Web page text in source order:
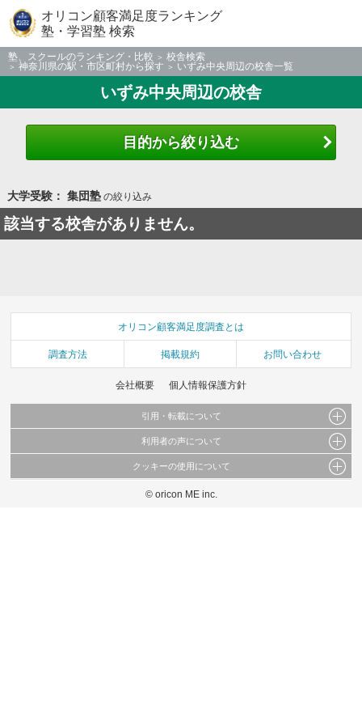
オリコン顧客満足度ランキング
塾・学習塾 検索
塾、スクールのランキング・比較
校舎検索
神奈川県の駅・市区町村から探す
いずみ中央周辺の校舎一覧
いずみ中央周辺の校舎
目的から絞り込む
大学受験： 集団塾の絞り込み
該当する校舎がありません。
オリコン顧客満足度調査とは
調査方法 掲載規約 お問い合わせ
会社概要 個人情報保護方針
引用・転載について
当サイトで公開されている情報（文字、写真、イラスト、画像データ等）及びこれらの配
これらの情報を権利者の許可なく無断転載・複製などの二次利用を行うことは固く禁じて
利用者の声について
当サイトに掲載している内容はすべてサービスの利用者が提出された見解・感想です。
弊社の見解・ 意見ではないことをご理解いただいた上でご覧ください。
クッキーの使用について
このサイトでは Cookie を使用して、ユーザーに合わせたコンテンツや広告の表示、ソー
© oricon ME inc.